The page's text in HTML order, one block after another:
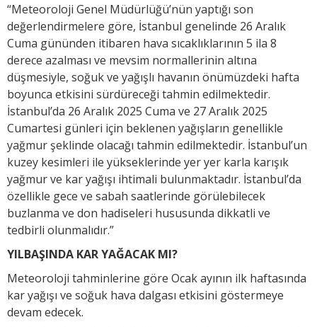
“Meteoroloji Genel Müdürlüğü’nün yaptığı son
değerlendirmelere göre, İstanbul genelinde 26 Aralık
Cuma gününden itibaren hava sıcaklıklarının 5 ila 8
derece azalması ve mevsim normallerinin altına
düşmesiyle, soğuk ve yağışlı havanın önümüzdeki hafta
boyunca etkisini sürdüreceği tahmin edilmektedir.
İstanbul’da 26 Aralık 2025 Cuma ve 27 Aralık 2025
Cumartesi günleri için beklenen yağışların genellikle
yağmur şeklinde olacağı tahmin edilmektedir. İstanbul’un
kuzey kesimleri ile yükseklerinde yer yer karla karışık
yağmur ve kar yağışı ihtimali bulunmaktadır. İstanbul’da
özellikle gece ve sabah saatlerinde görülebilecek
buzlanma ve don hadiseleri hususunda dikkatli ve
tedbirli olunmalıdır.”
YILBAŞINDA KAR YAĞACAK MI?
Meteoroloji tahminlerine göre Ocak ayının ilk haftasında
kar yağışı ve soğuk hava dalgası etkisini göstermeye
devam edecek.